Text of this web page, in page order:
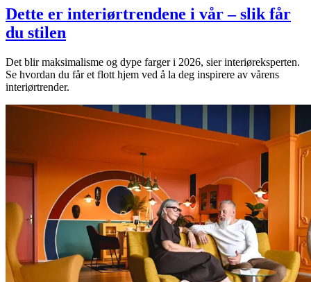
Tilbud
Merker
Inspirasjon
Åpningstider
Praktisk informasjon
Ledige stillinger
Dette er interiørtrendene i vår – slik får
du stilen
Det blir maksimalisme og dype farger i 2026, sier interiøreksperten.
Se hvordan du får et flott hjem ved å la deg inspirere av vårens
interiørtrender.